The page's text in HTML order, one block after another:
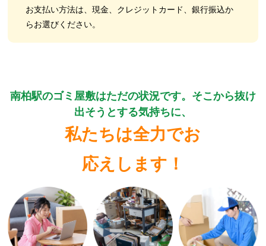
お支払い方法は、現金、クレジットカード、銀行振込か
らお選びください。
南柏駅のゴミ屋敷はただの状況です。そこから抜け
出そうとする気持ちに、
私たちは全力でお
応えします！